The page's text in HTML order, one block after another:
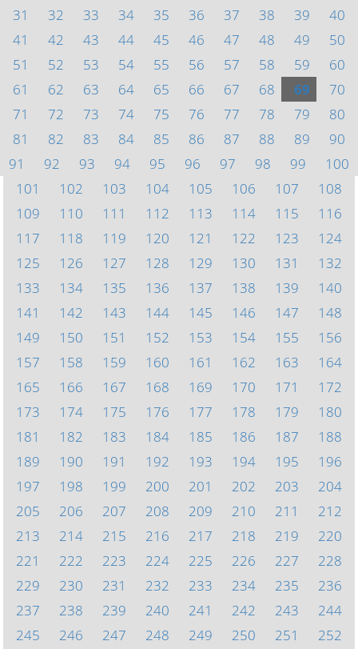
31
32 33 34 35 36 37 38 39
40
41
42 43 44 45 46 47 48 49
50
51
52 53 54 55 56 57 58 59
60
61
62 63 64 65 66 67 68 69
70
71
72 73 74 75 76 77 78 79
80
81
82 83 84 85 86 87 88 89
90
91
92 93 94 95 96 97 98 99
100
101
102 103 104 105 106 107
108
109
110 111 112 113 114 115
116
117
118 119 120 121 122 123
124
125
126 127 128 129 130 131
132
133
134 135 136 137 138 139
140
141
142 143 144 145 146 147
148
149
150 151 152 153 154 155
156
157
158 159 160 161 162 163
164
165
166 167 168 169 170 171
172
173
174 175 176 177 178 179
180
181
182 183 184 185 186 187
188
189
190 191 192 193 194 195
196
197
198 199 200 201 202 203
204
205
206 207 208 209 210 211
212
213
214 215 216 217 218 219
220
221
222 223 224 225 226 227
228
229
230 231 232 233 234 235
236
237
238 239 240 241 242 243
244
245
246 247 248 249 250 251
252